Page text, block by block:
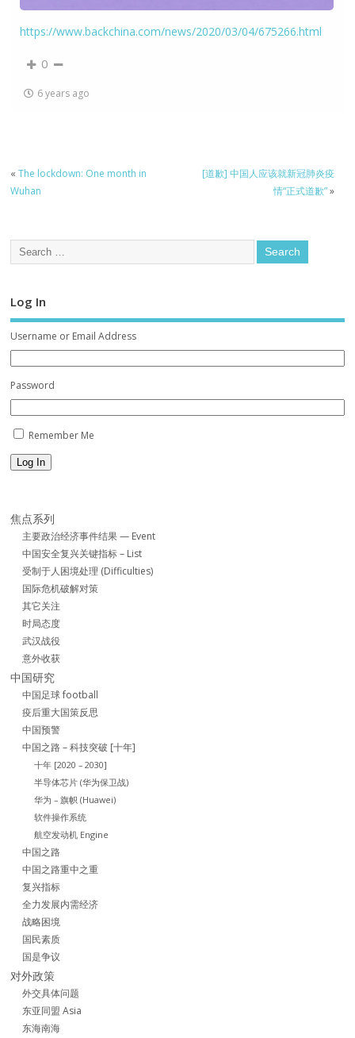
https://www.backchina.com/news/2020/03/04/675266.html
0
6 years ago
«The lockdown: One month in
Wuhan
[道歉] 中国人应该就新冠肺炎疫
情“正式道歉”»
Log In
Username or Email Address
Password
Remember Me
Log In
焦点系列
主要政治经济事件结果 — Event
中国安全复兴关键指标 – List
受制于人困境处理 (Difficulties)
国际危机破解对策
其它关注
时局态度
武汉战役
意外收获
中国研究
中国足球 football
疫后重大国策反思
中国预警
中国之路 – 科技突破 [十年]
十年 [2020 – 2030]
半导体芯片 (华为保卫战)
华为 – 旗帜 (Huawei)
软件操作系统
航空发动机 Engine
中国之路
中国之路重中之重
复兴指标
全力发展内需经济
战略困境
国民素质
国是争议
对外政策
外交具体问题
东亚同盟 Asia
东海南海